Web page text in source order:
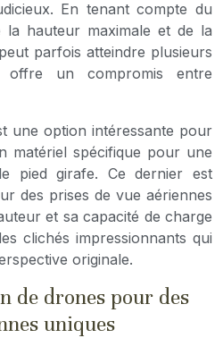
En tenant compte du
la hauteur maximale et de la
parfois atteindre plusieurs
un compromis entre
une option intéressante pour
matériel spécifique pour une
pied girafe. Ce dernier est
des prises de vue aériennes
et sa capacité de charge
clichés impressionnants qui
originale.
de drones pour des
uniques